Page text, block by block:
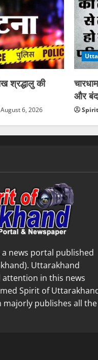
श्रद्धालु की
August 6, 2026
और बंद
news portal published
Uttarakhand
in this news
Spirit of
majorly publishes all the